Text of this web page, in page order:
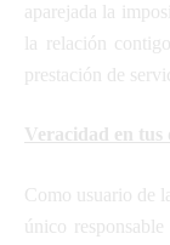
aparejada la
la relación
prestación de
Veracidad en tus
Como usuario de
único